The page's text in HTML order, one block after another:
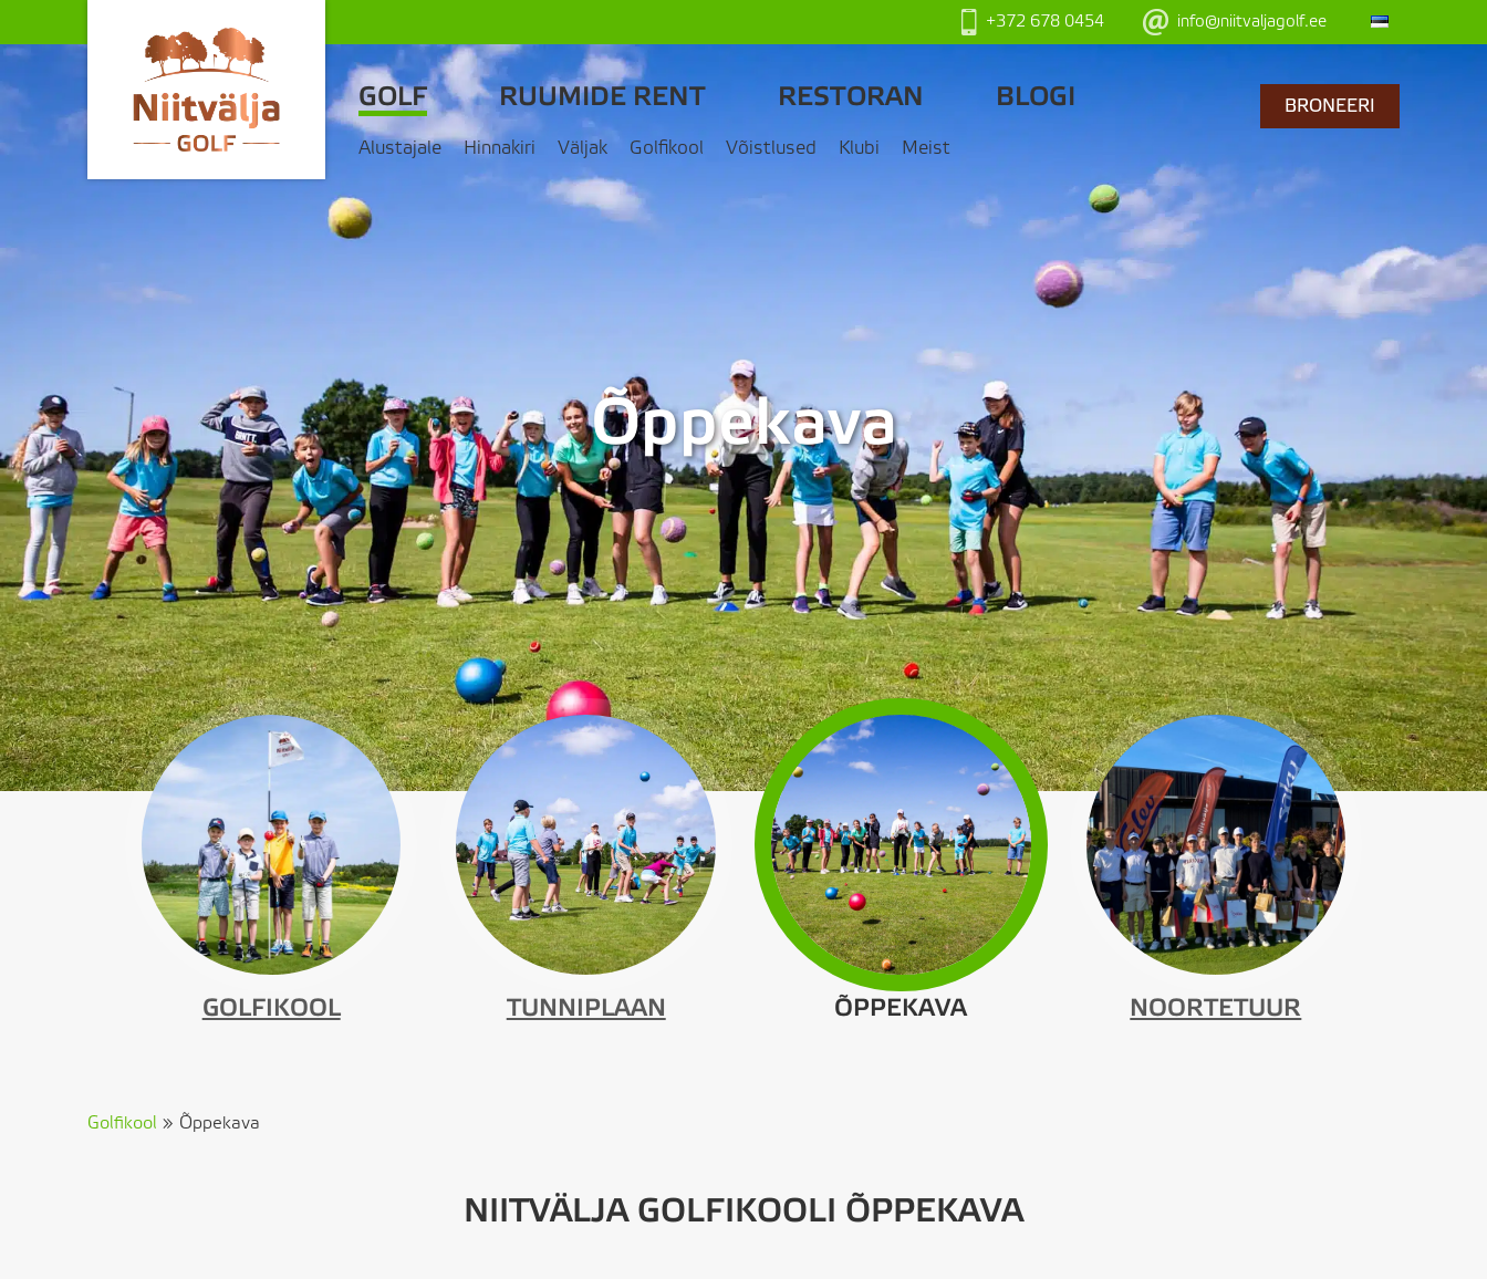
+372 678 0454 info@niitvaljagolf.ee
GOLF
Alustajale Hinnakiri Väljak Golfikool Võistlused Klubi Meist
RUUMIDE RENT RESTORAN BLOGI BRONEERI
Õppekava
GOLFIKOOL TUNNIPLAAN ÕPPEKAVA NOORTETUUR
Golfikool » Õppekava
NIITVÄLJA GOLFIKOOLI ÕPPEKAVA